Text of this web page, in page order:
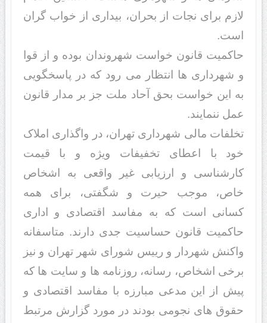
لازم برای نجات از بحران، بیداری از خواب گران
است.
حاکمیت قانون خواست شهروندان بوده و از قوا
و شهرداری ها انتظار می رود که در پاسخگویی
به این خواست بحق آحاد ملت جز بر مدار قانون
عمل ننمایند.
تخلفات مالی شهرداری تهران، در واگذاری املاک
خود با اعطای تخفیفات ویژه و با قیمت
کارشناسی و ارزیابی غیر واقعی به اشخاص
خاص، موجب حیرت و شگفتی، برای همه
کسانی است که به مفاسد اقتصادی و اداری
حاکمیت قانون حساسیت جدی دارند. متاسفانه
واکنش شهردار و رییس شورای شهر تهران و نیز
برخی اشخاص، رسانه، روزنامه ها و سایت ها که
پیش از این مدعی مبارزه با مفاسد اقتصادی و
حقوق های نجومی بودند در مورد گزارش مرتبط